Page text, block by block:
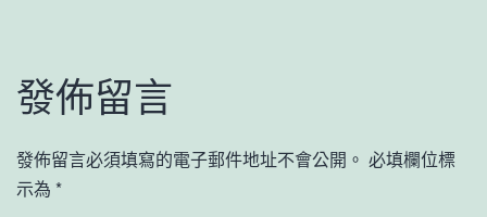
發佈留言
發佈留言必須填寫的電子郵件地址不會公開。 必填欄位標
示為 *